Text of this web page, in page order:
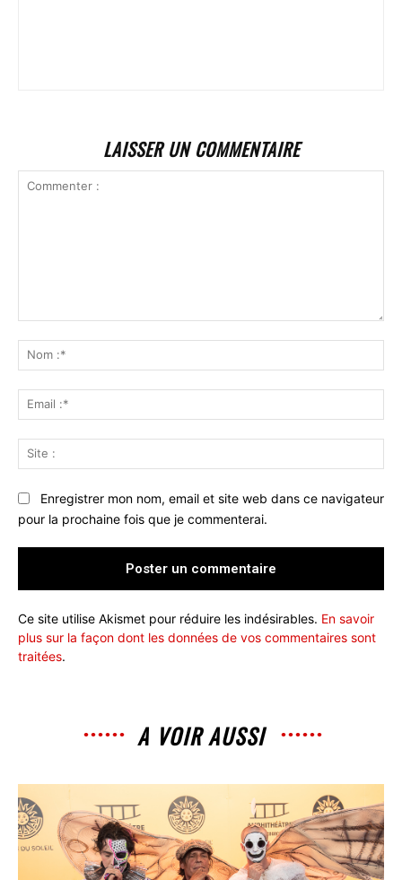
LAISSER UN COMMENTAIRE
:*
:*
:
Enregistrer mon nom, email et site web dans ce navigateur
pour la prochaine fois que je commenterai.
Ce site utilise Akismet pour réduire les indésirables. En savoir
plus sur la façon dont les données de vos commentaires sont
traitées.
A VOIR AUSSI